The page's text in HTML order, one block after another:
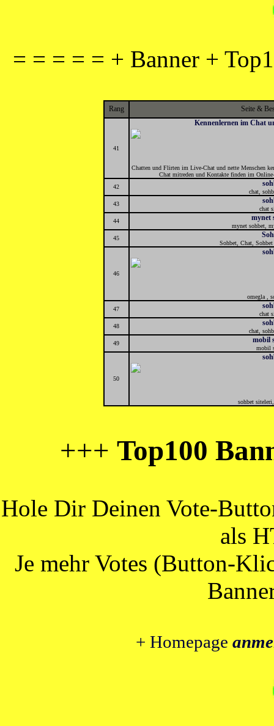
= = = = = + Banner +
Rang Seite &
41
Kennenlernen im Chat
Chatten und Flirten im Live-Chat und nette Menschen
Chat mitreden und Kontakte finden im
42
chat,
43
chat
44
mynet
mynet sohbet,
45
Sohbet, Chat, Sohbet
46
omegla ,
47
chat
48
chat,
49
mobil
mobil
50
sohbet
+++ Top100
Hole Dir Deinen Vote-
als
Je mehr Votes (Button-
+ Homepage